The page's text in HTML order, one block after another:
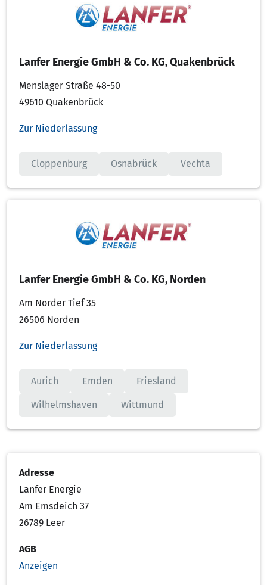
Adresse
Lanfer Energie
Am Emsdeich 37
26789 Leer
AGB
Anzeigen
Lanfer Energie GmbH & Co. KG, Quakenbrück
Menslager Straße 48-50
49610 Quakenbrück
Zur Niederlassung
Cloppenburg Osnabrück Vechta
Lanfer Energie GmbH & Co. KG, Norden
Am Norder Tief 35
26506 Norden
Zur Niederlassung
Aurich Emden Friesland
Wilhelmshaven Wittmund